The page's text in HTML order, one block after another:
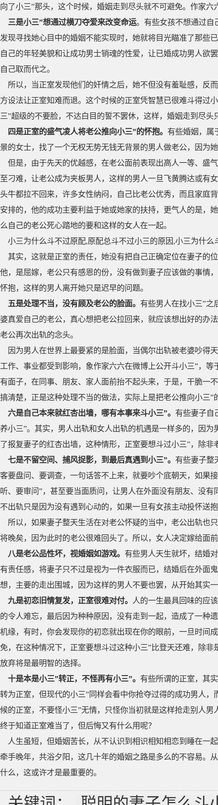
向了小三”那头，这个时候，婚姻走到尽头就不可避免。作家
三是小三”想通过横刀夺爱来改变命运。有些女孩不想通过自
发现寻找她心目中的婚姻不能实现时，她就将目光瞄准了那些
自己的年轻美貌和让成功男士销魂的性爱，让已婚成功男人欲
自己取而代之。
所以，当正室发现他们的奸情之后，她不但没有羞耻感，反
方设法让正室知难而退。这个时候的正室凭智慧已很难斗得过
三”超级的不要脸，不达白目的誓不罢休，这样，婚姻走到尽头
四是正室的盛气凌人将老公推向小三”的怀抱。 有些婚姻，属
景的女士，找了一个无权无势无钱无背景的男人做老公，因为
但是，由于先天的优越感，在老公面前表现出高人一等、盛
至刁难，让老公成为夹板男人，这样的男人一旦飞黄腾达或有
头牛都拉不回来，许多女性纳闷，自己比老公优秀，而且家庭
安排的，他的成功主要利益于她或她家的扶持，更气人的是，
么自己的老公死心踏地的要和这样的女人在一起。
小三为什么斗不过原配,原配总斗不过小三的原因,小三为什么
其实，这就是正室的责任，她没有把自己正确定位在妻子的
他，是屈嫁，老公只有感恩的份，没有做到妻子应该做的事情
怀抱，这样的男人离开她只是迟早的问题。
五是处理不当，没有顾及老公的脸面。 有些男人在找小三”之
婆真爱自己的老公，真心想把老公拉回来，就应该想出好的办
老公再次出轨的念头。
因为男人在世界上最要紧的是脸面，当偶尔出轨被老婆吵得
工作、事业都受到影响，象作家六六在微博上公开斗小三”，
有面子，在同事、朋友、家人面前抬不起头来，于是，干脆一
搞清楚，正是这种处理不当的做法，实际上是把老公推向小三”
六是自己本来就红杏出墙，哪有本事来斗小三”。 有些妻子自
养小三”。其实，男人出轨和女人出轨的机遇是一样多的，因
了报复妻子的红杏出墙，这种情形，正室要想斗过小三”，除非
七是不留空间、捕风捉影，到最后真遇到小三”。 有些妻子整
客要盘问、要调查，一句话答不上来，就要吵个底朝天，如果
听、要审问”，甚至要当面质问，让男人在外面没有朋友、没
不出轨只是因为没有遇到心动的，如果一旦有女孩主动投怀送
所以，如果妻子整天生活在对老公怀疑的当中，老公出轨也
将晚矣，因为此时的老公很难回头了。所以，女人决定嫁给面
八是老公品性坏，视婚姻如游戏。 有些男人天生就坏，结婚
有责任感，将妻子只不过是视为一件衣服而已，结婚后在外面
想，主要的走出围城，因为这样的男人不要也罢，从开始其实
九是初恋旧情复发，正室很难对付。 人的一生最具回味的应
的令人难忘，最后因为种种原因，没有走到一起，造成了一种
机缘，有时，你会发现你的初恋就出现在你的眼前，一旦时间
免，在这种情况下，正室要想斗过这种小三”比登天还难，除
放弃将是最明智的选择。
十是本是小三”转正，不怪再有小三”。 有些所谓的正室，其
转为正室，但现代的小三”同样会看中你抢夺过得的成功男人
候的正室，不要怪小三”无情，只怪你当初就是这样抢走别人
终于知道正室难当了，但后悔又有什么用呢？
人生虽短，但婚姻苦长，从不认识到相识相知相恋到睡在一
牵手晚年，共浴夕阳，这几十年的婚姻之路是多么的不容易。
什么，这或许才是最重要的。